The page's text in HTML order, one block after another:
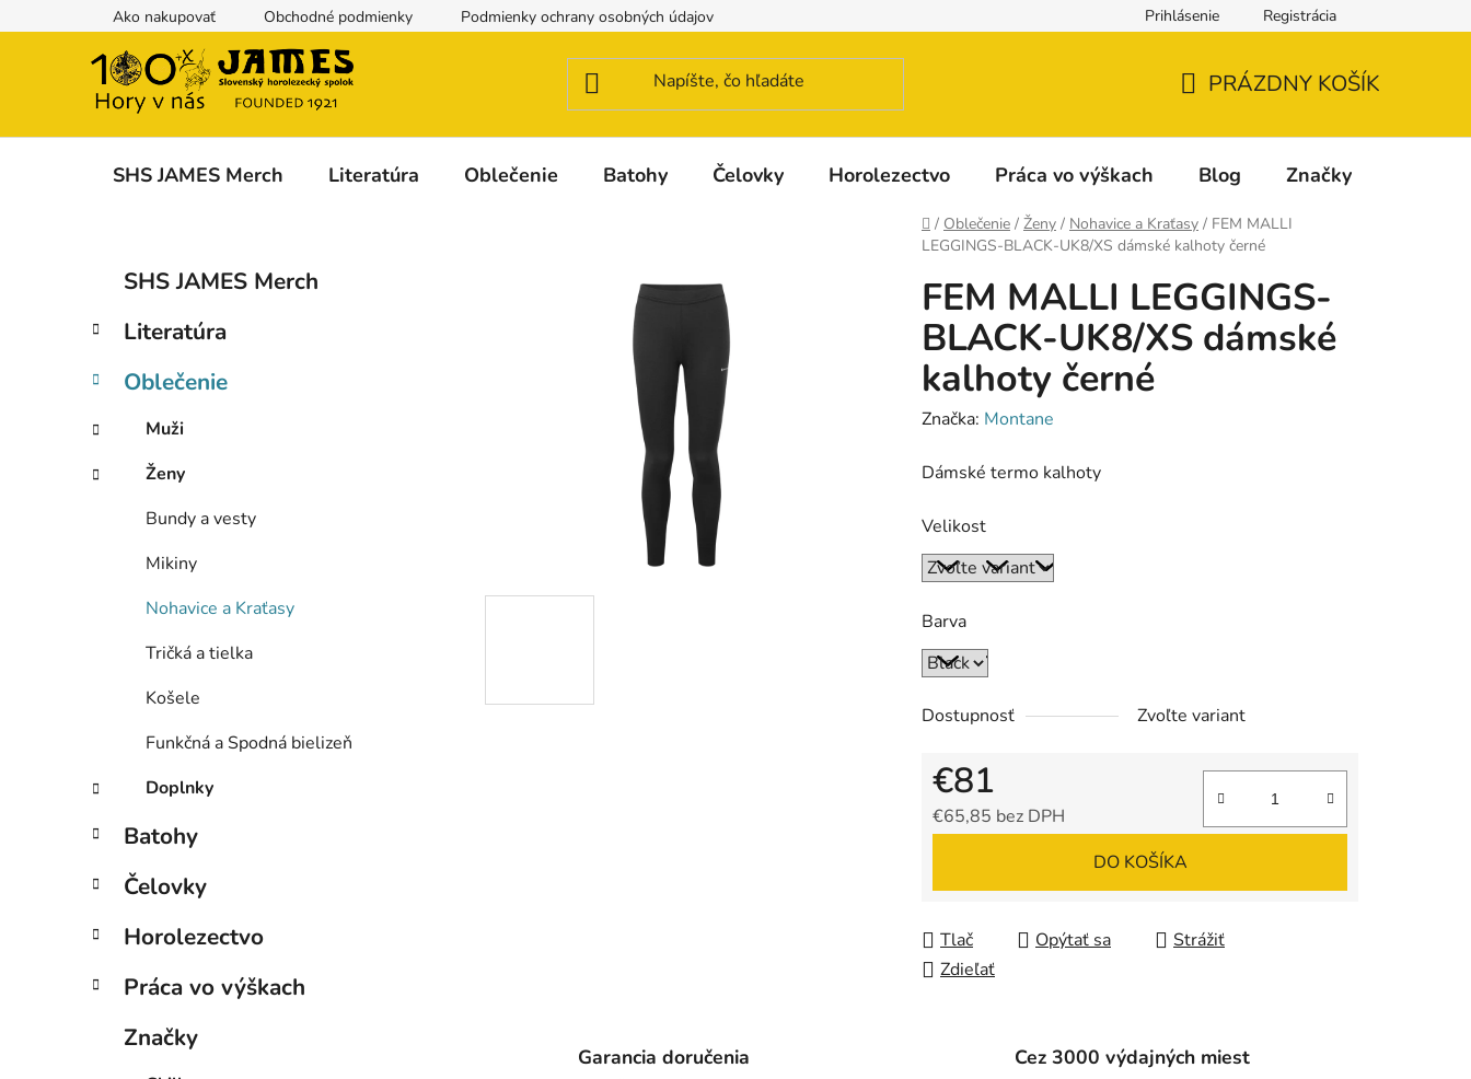
na
Ako nakupovať Obchodné podmienky Podmienky ochrany osobných údajov Reklamácia a vrátenie tovaru
Prihlásenie Registrácia
KOŠÍK
PRÁZDNY KOŠÍK
SHS JAMES Merch Literatúra Oblečenie Batohy Čelovky Horolezectvo Práca vo výškach Blog Značky
Domov
/ Oblečenie / Ženy / Nohavice a Kraťasy / FEM MALLI
LEGGINGS-BLACK-UK8/XS dámské kalhoty černé
č
ý
a
n
Preskočiť
kategórie
e
ó
i
SHS JAMES Merch
Literatúra
Oblečenie
Muži
Ženy
Bundy a vesty
Mikiny
Nohavice a Kraťasy
Tričká a tielka
Košele
Funkčná a Spodná bielizeň
Doplnky
Batohy
Čelovky
Horolezectvo
Práca vo výškach
Značky
FEM MALLI LEGGINGS-
BLACK-UK8/XS dámské
kalhoty černé
Značka: Montane
Dámské termo kalhoty
Velikost
Barva
Dostupnosť Zvoľte variant
€81
€65,85 bez DPH
DO KOŠÍKA
Tlač Opýtať sa
Strážiť
Zdieľať
Garancia doručenia Cez 3000 výdajných miest